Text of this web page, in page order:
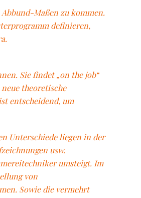
Maßen zu kommen.
definieren,
Sie findet „on the job“
theoretische
entscheidend, um
Unterschiede liegen in der
usw.
umsteigt. Im
von
Sowie die vermehrt